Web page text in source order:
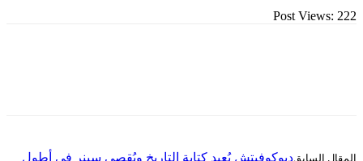
Post
ديوكوفيتش يُعيد كتابة التاريخ ويُقصي سينر في أطول